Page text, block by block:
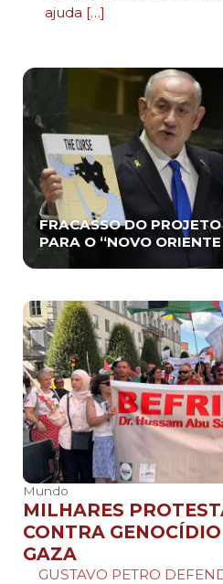
ajuda […]
FRACASSO DO
PARA O “NOVO
Mundo
MILHARES
CONTRA
GAZA
GUSTAVO PETRO